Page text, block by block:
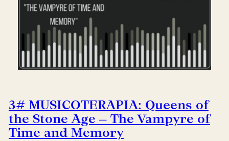
3# MUSICOTERAPIA: Queens of
the Stone Age – The Vampyre of
Time and Memory